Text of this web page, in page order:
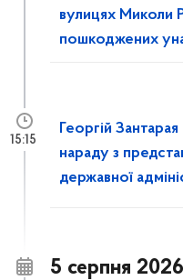
вулицях Миколи
пошкоджених
Георгій
нараду з
державної
15:15
5 серпня